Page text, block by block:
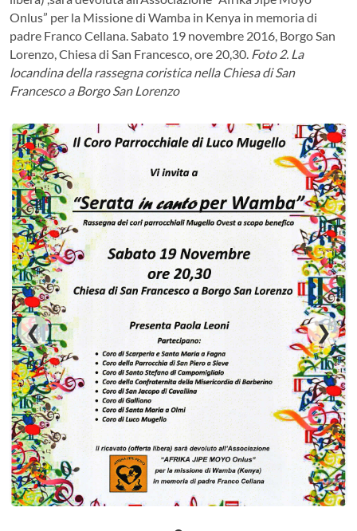
Onlus” per la Missione di Wamba in Kenya in memoria di
padre Franco Cellana. Sabato 19 novembre 2016, Borgo San
Lorenzo, Chiesa di San Francesco, ore 20,30. Foto 2. La
locandina della rassegna coristica nella Chiesa di San
Francesco a Borgo San Lorenzo
❮ ❯